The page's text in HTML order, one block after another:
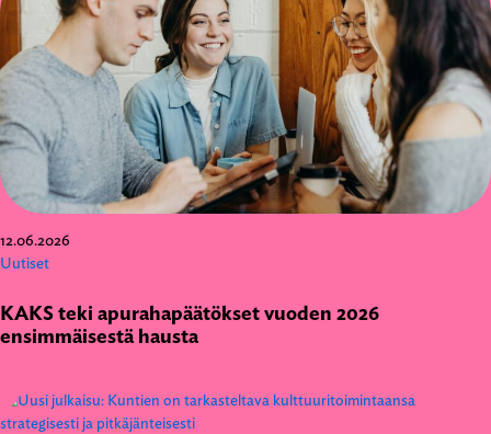
12.06.2026
Uutiset
KAKS teki apurahapäätökset vuoden 2026
ensimmäisestä hausta